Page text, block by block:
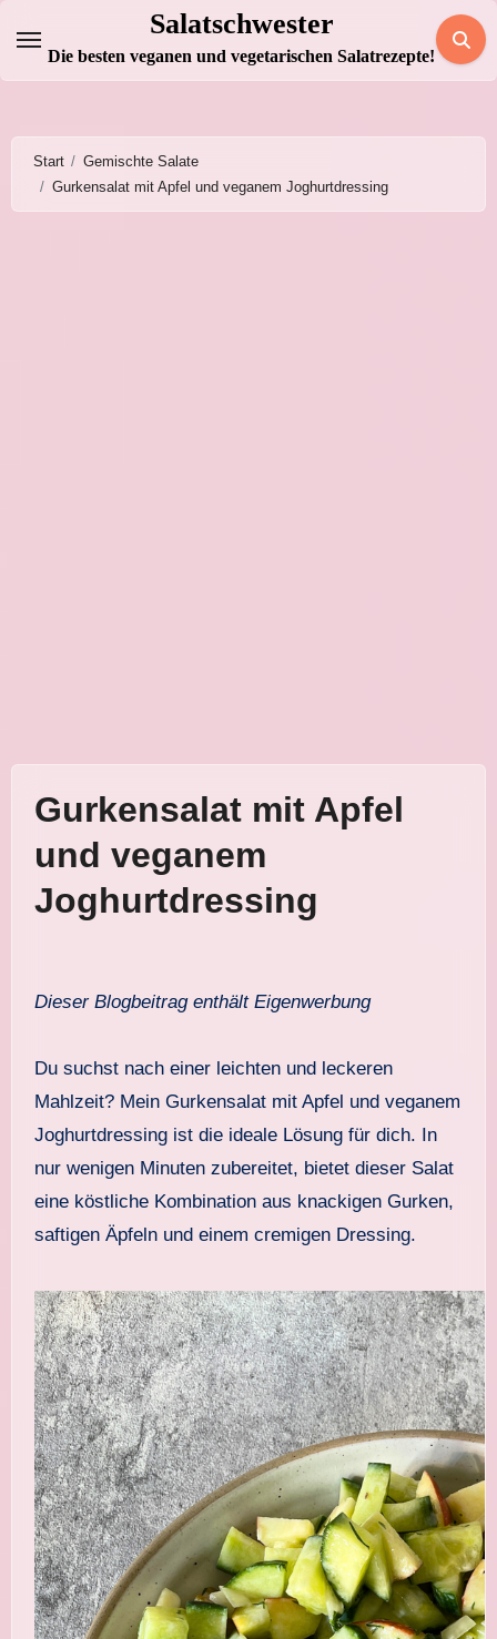
Inhalt
springen
Salatschwester
Die besten veganen und vegetarischen Salatrezepte!
Start
Gemischte Salate
Gurkensalat mit Apfel und veganem Joghurtdressing
Gurkensalat mit Apfel
und veganem
Joghurtdressing
Dieser Blogbeitrag enthält Eigenwerbung
Du suchst nach einer leichten und leckeren
Mahlzeit? Mein Gurkensalat mit Apfel und veganem
Joghurtdressing ist die ideale Lösung für dich. In
nur wenigen Minuten zubereitet, bietet dieser Salat
eine köstliche Kombination aus knackigen Gurken,
saftigen Äpfeln und einem cremigen Dressing.